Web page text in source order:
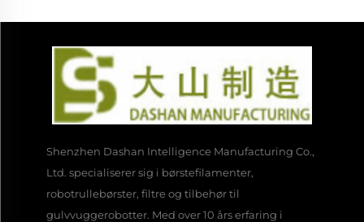
Shenzhen Dashan Intelligence Manufacturing Co.,
Ltd. specialiserer sig i børstefilamenter,
robotrullebørster, filtre og tilbehør til
gulvvuggerobotter. Med over 10 års erfaring i